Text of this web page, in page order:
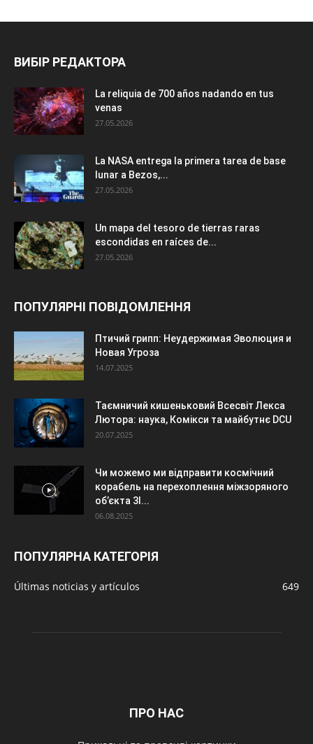
ВИБІР РЕДАКТОРА
La reliquia de 700 años nadando en tus
venas
27.05.2026
La NASA entrega la primera tarea de base
lunar a Bezos,...
27.05.2026
Un mapa del tesoro de tierras raras
escondidas en raíces de...
27.05.2026
ПОПУЛЯРНІ ПОВІДОМЛЕННЯ
Птичий грипп: Неудержимая Эволюция и
Новая Угроза
14.07.2025
Таємничий кишеньковий Всесвіт Лекса
Лютора: наука, Комікси та майбутнє DCU
20.07.2025
Чи можемо ми відправити космічний
корабель на перехоплення міжзоряного
об’єкта 3I...
06.08.2025
ПОПУЛЯРНА КАТЕГОРІЯ
Últimas noticias y artículos 649
ПРО НАС